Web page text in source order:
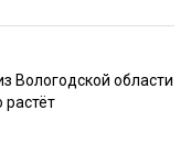
Вологодской области